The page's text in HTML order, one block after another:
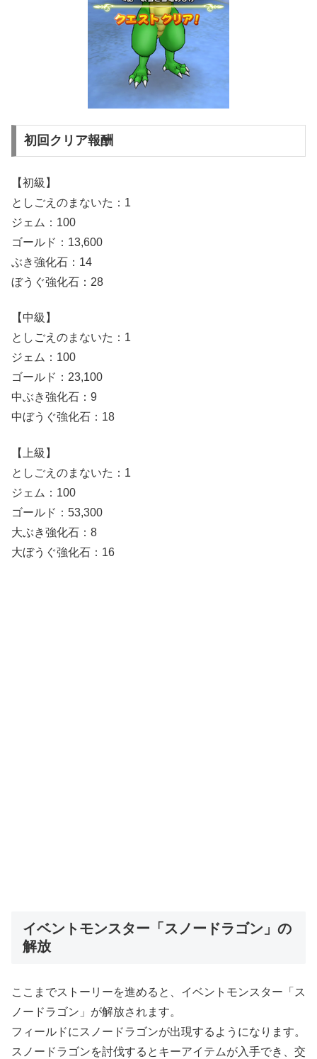
初回クリア報酬
【初級】
としごえのまないた：1
ジェム：100
ゴールド：13,600
ぶき強化石：14
ぼうぐ強化石：28
【中級】
としごえのまないた：1
ジェム：100
ゴールド：23,100
中ぶき強化石：9
中ぼうぐ強化石：18
【上級】
としごえのまないた：1
ジェム：100
ゴールド：53,300
大ぶき強化石：8
大ぼうぐ強化石：16
イベントモンスター「スノードラゴン」の
解放
ここまでストーリーを進めると、イベントモンスター「ス
ノードラゴン」が解放されます。
フィールドにスノードラゴンが出現するようになります。
スノードラゴンを討伐するとキーアイテムが入手でき、交